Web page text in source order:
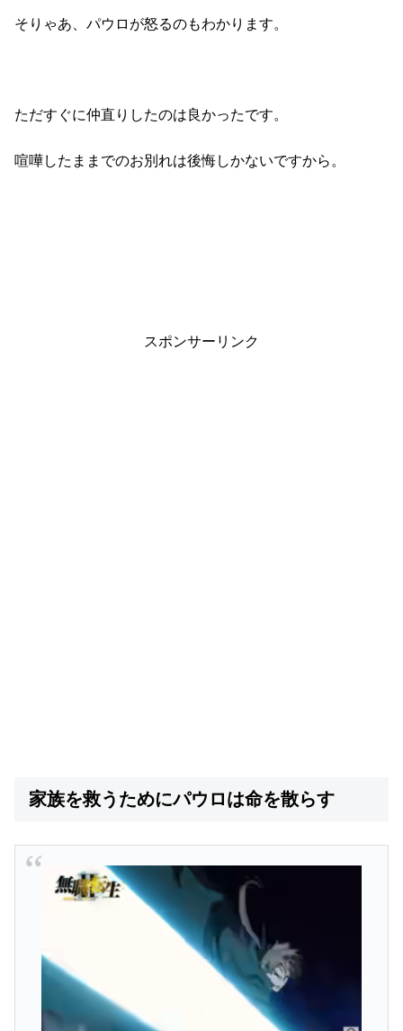
そりゃあ、パウロが怒るのもわかります。
ただすぐに仲直りしたのは良かったです。
喧嘩したままでのお別れは後悔しかないですから。
スポンサーリンク
家族を救うためにパウロは命を散らす